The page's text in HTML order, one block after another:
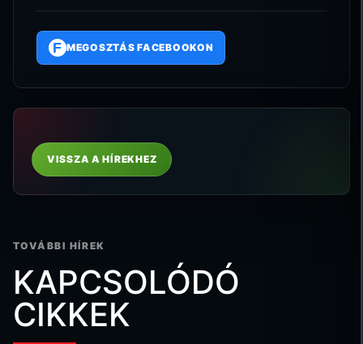
F MEGOSZTÁS FACEBOOKON
VISSZA A HÍREKHEZ
TOVÁBBI HÍREK
KAPCSOLÓDÓ
CIKKEK